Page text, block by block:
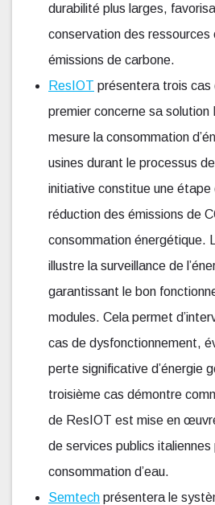
durabilité plus larges,
conservation des ressources
émissions de carbone.
ResIOT présentera trois cas
premier concerne sa solution
mesure la consommation
usines durant le processus
initiative constitue une étape
réduction des émissions de
consommation énergétique.
illustre la surveillance de
garantissant le bon
modules. Cela permet
cas de dysfonctionnement,
perte significative d’énergie
troisième cas démontre
de ResIOT est mise en
de services publics italiennes
consommation d’eau.
Semtech présentera le